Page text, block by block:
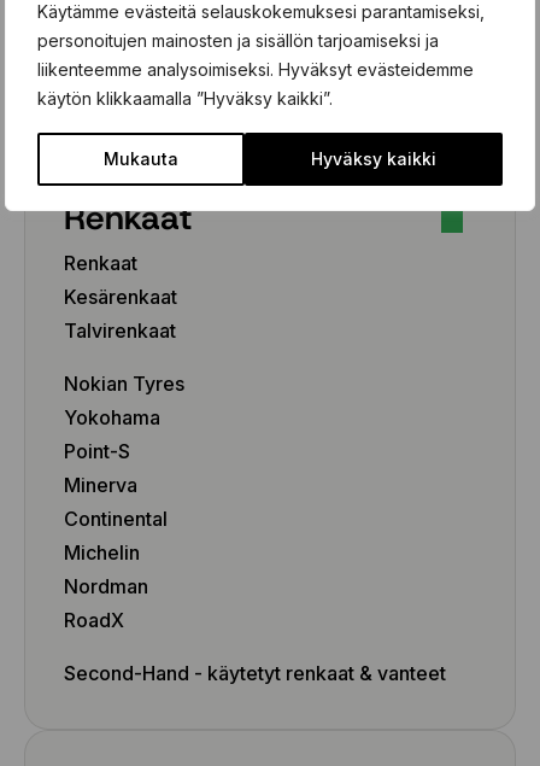
Käytämme evästeitä selauskokemuksesi parantamiseksi,
personoitujen mainosten ja sisällön tarjoamiseksi ja
liikenteemme analysoimiseksi. Hyväksyt evästeidemme
käytön klikkaamalla ”Hyväksy kaikki”.
Mukauta Hyväksy kaikki
Rengashotelli
Henkilöauto
Pakettiauto/SUV/EV
Renkaat
Renkaat
Kesärenkaat
Talvirenkaat
Nokian Tyres
Yokohama
Point-S
Minerva
Continental
Michelin
Nordman
RoadX
Second-Hand - käytetyt renkaat & vanteet